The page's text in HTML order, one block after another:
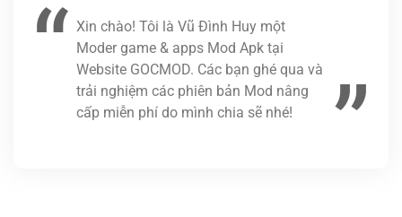
Xin chào! Tôi là Vũ Đình Huy một
Moder game & apps Mod Apk tại
Website GOCMOD. Các bạn ghé qua và
trải nghiệm các phiên bản Mod nâng
cấp miễn phí do mình chia sẽ nhé!